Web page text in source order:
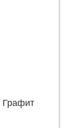
Графит